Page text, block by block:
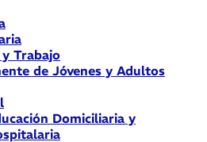
y Trabajo
de Jóvenes y Adultos
Domiciliaria y